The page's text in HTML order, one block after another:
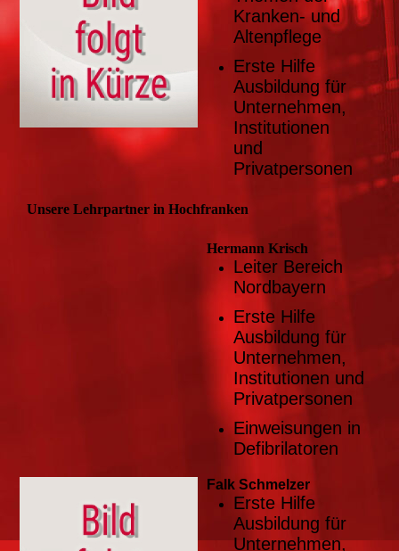
Kranken- und
Altenpflege
Erste Hilfe
Ausbildung für
Unternehmen,
Institutionen
und
Privatpersonen
Unsere Lehrpartner in Hochfranken
Hermann Krisch
Leiter Bereich
Nordbayern
Erste Hilfe
Ausbildung für
Unternehmen,
Institutionen und
Privatpersonen
Einweisungen in
Defibrilatoren
Falk Schmelzer
Erste Hilfe
Ausbildung für
Unternehmen,